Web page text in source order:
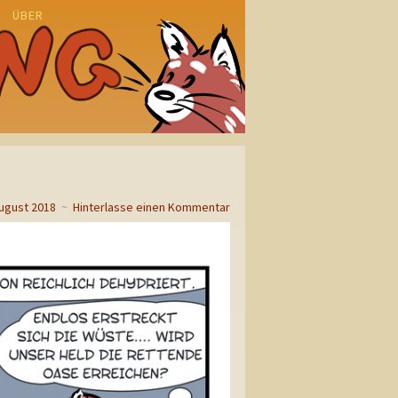
ÜBER
2018 ~ Hinterlasse einen Kommentar